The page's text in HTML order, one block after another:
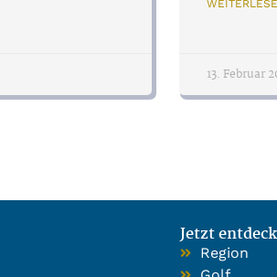
13. Februar
Jetzt
Region